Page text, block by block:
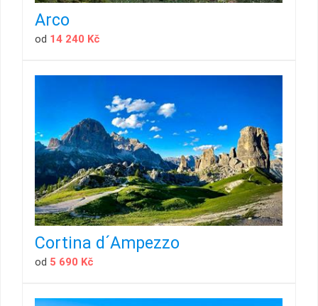
Arco
od 14 240 Kč
Cortina d´Ampezzo
od 5 690 Kč